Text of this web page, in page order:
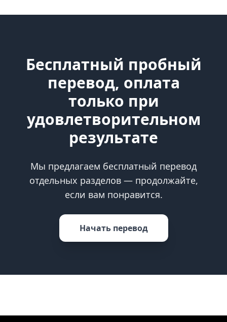
Бесплатный пробный
перевод, оплата
только при
удовлетворительном
результате
Мы предлагаем бесплатный перевод
отдельных разделов — продолжайте,
если вам понравится.
Начать перевод